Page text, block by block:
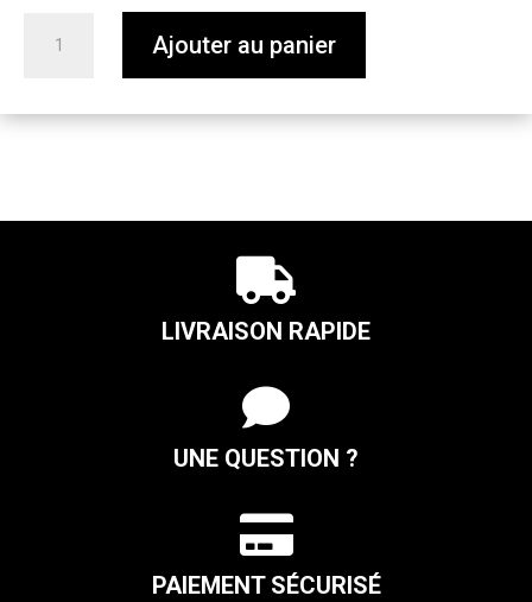
50cl
Ajouter au panier

LIVRAISON RAPIDE

UNE QUESTION ?

PAIEMENT SÉCURISÉ